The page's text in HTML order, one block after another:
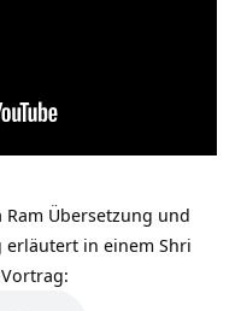
Ram Übersetzung und
erläutert in einem Shri